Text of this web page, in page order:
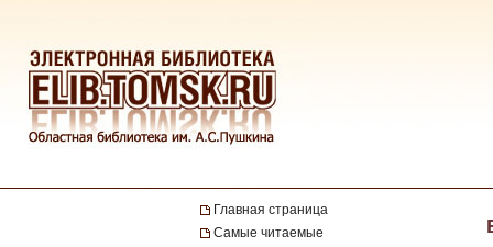
Главная страница
Самые читаемые